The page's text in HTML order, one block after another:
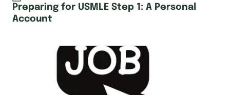
Preparing for USMLE Step 1: A Personal
Account